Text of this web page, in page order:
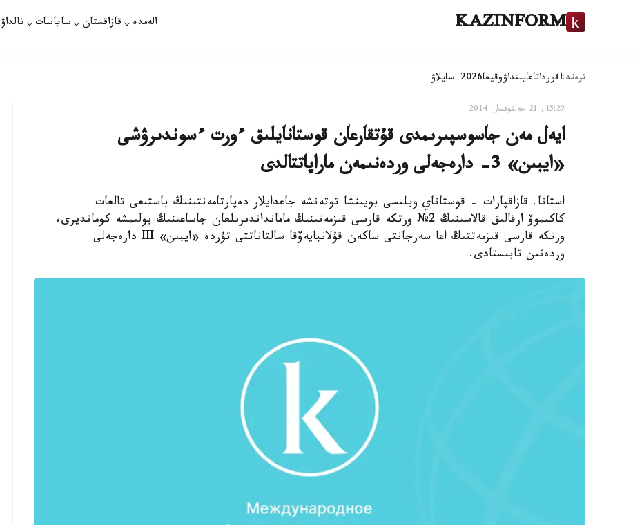
KAZINFORM الەمدە قازاقستان ساياسات تالداۋ
ترەند:اقورداتاعايىنداۋوقيعا2026-سايلاۋ
15:29, 21 جەلتوقسان 2014
ايەل مەن جاسوسپىرىمدى قۇتقارعان قوستانايلىق ءورت ءسوندىرۋشى
«ايبىن» 3- دارەجەلى وردەنىمەن ماراپاتتالدى
استانا. قازاقپارات - قوستاناي وبلىسى بويىنشا توتەنشە جاعدايلار دەپارتامەنتىنىڭ باستىعى تالعات
كاكىموۆ ارقالىق قالاسىنىڭ 2№ ورتكە قارسى قىزمەتىنىڭ مامانداندىرىلعان جاساعىنىڭ بولىمشە كومانديرى،
ورتكە قارسى قىزمەتتىڭ اعا سەرجانتى ساكەن قۇلانبايەۆقا سالتاناتتى تۇردە «ايبىن» III دارەجەلى
وردەنىن تابىستادى.